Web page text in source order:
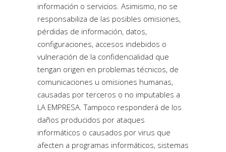
información o servicios. Asimismo, no se
responsabiliza de las posibles omisiones,
pérdidas de información, datos,
configuraciones, accesos indebidos o
vulneración de la confidencialidad que
tengan origen en problemas técnicos, de
comunicaciones u omisiones humanas,
causadas por terceros o no imputables a
LA EMPRESA. Tampoco responderá de los
daños producidos por ataques
informáticos o causados por virus que
afecten a programas informáticos, sistemas